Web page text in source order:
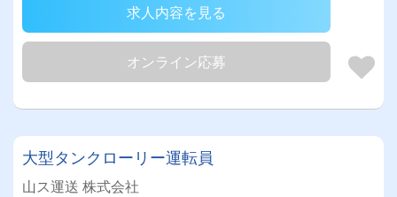
求人内容を見る
オンライン応募
大型タンクローリー運転員
山ス運送 株式会社